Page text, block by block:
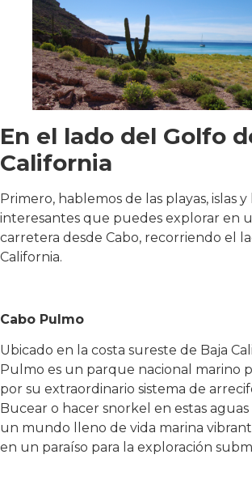
En el lado del Golfo
California
Primero, hablemos de las playas, islas
interesantes que puedes explorar en
carretera desde Cabo, recorriendo el
California.
Cabo Pulmo
Ubicado en la costa sureste de Baja
Pulmo es un parque nacional marino
por su extraordinario sistema de
Bucear o hacer snorkel en estas
un mundo lleno de vida marina
en un paraíso para la exploración